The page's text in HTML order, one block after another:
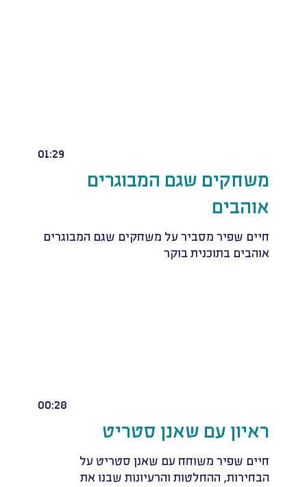
01:29
משחקים שגם המבוגרים
אוהבים
חיים שפיר מסביר על משחקים שגם המבוגרים
אוהבים בתוכנית בוקר
00:28
ראיון עם שאנן סטריט
חיים שפיר משוחח עם שאנן סטריט על
הבחירות, ההחלטות והרעיונות שבנו את